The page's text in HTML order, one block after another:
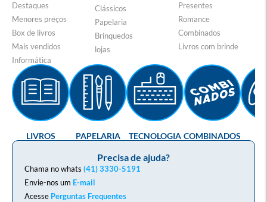
Destaques
Menores preços
Box de livros
Mais vendidos
Informática
Clássicos
Papelaria
Brinquedos
lojas
Presentes
Romance
Combinados
Livros com brinde
Precisa de ajuda?
Chama no whats (41) 3330-5191
Envie-nos um E-mail
Acesse Perguntas Frequentes
LIVROS PAPELARIA TECNOLOGIA COMBINADOS